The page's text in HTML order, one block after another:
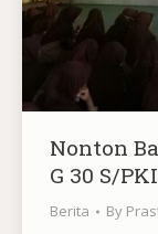
Nonton
G 30 S/PKI
Berita By